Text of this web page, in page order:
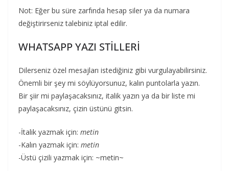
Not: Eğer bu süre zarfında hesap siler ya da numara
değiştirirseniz talebiniz iptal edilir.
WHATSAPP YAZI STİLLERİ
Dilerseniz özel mesajları istediğiniz gibi vurgulayabilirsiniz.
Önemli bir şey mi söylüyorsunuz, kalın puntolarla yazın.
Bir şiir mi paylaşacaksınız, italik yazın ya da bir liste mi
paylaşacaksınız, çizin üstünü gitsin.
-İtalik yazmak için: metin
-Kalın yazmak için: metin
-Üstü çizili yazmak için: ~metin~